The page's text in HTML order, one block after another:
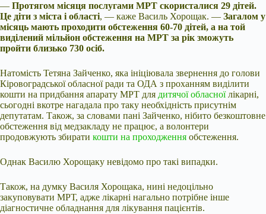
— Протягом місяця послугами МРТ скористалися 29 дітей.
Це діти з міста і області, — каже Василь Хорощак. — Загалом у
місяць мають проходити обстеження 60-70 дітей, а на той
виділений мільйон обстеження на МРТ за рік зможуть
пройти близько 730 осіб.
Натомість Тетяна Зайченко, яка ініціювала звернення до голови
Кіровоградської обласної ради та ОДА з проханням виділити
кошти на придбання апарату МРТ для дитячої обласноїлікарні,
сьогодні вкотре нагадала про таку необхідність присутнім
депутатам. Також, за словами пані Зайченко, нібито безкоштовне
обстеження від медзакладу не працює, а волонтери
продовжують збирати кошти на проходження обстеження.
Однак Василю Хорощаку невідомо про такі випадки.
Також, на думку Василя Хорощака, нині недоцільно
закуповувати МРТ, адже лікарні нагально потрібне інше
діагностичне обладнання для лікування пацієнтів.